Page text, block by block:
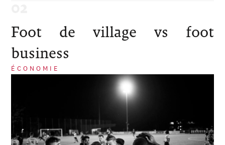
Foot de village vs foot
business
ÉCONOMIE